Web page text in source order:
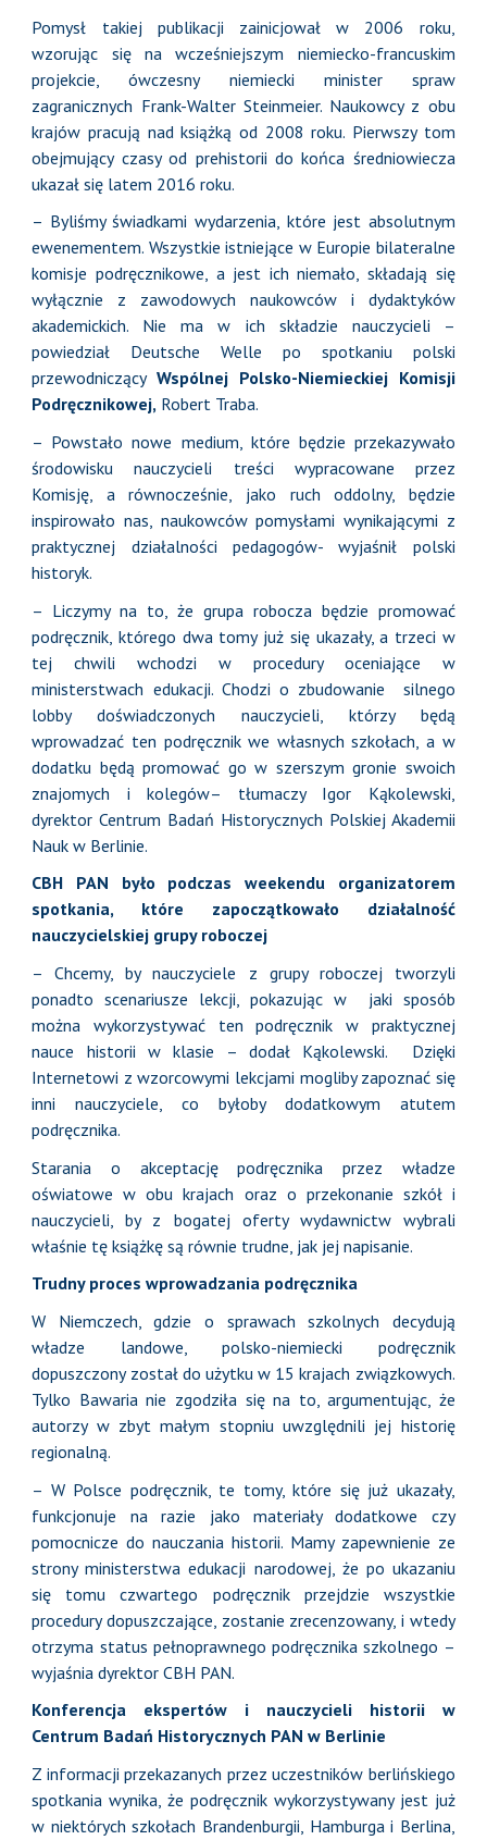
Pomysł takiej publikacji zainicjował w 2006 roku,
wzorując się na wcześniejszym niemiecko-francuskim
projekcie, ówczesny niemiecki minister spraw
zagranicznych Frank-Walter Steinmeier. Naukowcy z obu
krajów pracują nad książką od 2008 roku. Pierwszy tom
obejmujący czasy od prehistorii do końca średniowiecza
ukazał się latem 2016 roku.
– Byliśmy świadkami wydarzenia, które jest absolutnym
ewenementem. Wszystkie istniejące w Europie bilateralne
komisje podręcznikowe, a jest ich niemało, składają się
wyłącznie z zawodowych naukowców i dydaktyków
akademickich. Nie ma w ich składzie nauczycieli –
powiedział Deutsche Welle po spotkaniu polski
przewodniczącyWspólnej Polsko-Niemieckiej Komisji
Podręcznikowej, Robert Traba.
– Powstało nowe medium, które będzie przekazywało
środowisku nauczycieli treści wypracowane przez
Komisję, a równocześnie, jako ruch oddolny, będzie
inspirowało nas, naukowców pomysłami wynikającymi z
praktycznej działalności pedagogów- wyjaśnił polski
historyk.
– Liczymy na to, że grupa robocza będzie promować
podręcznik, którego dwa tomy już się ukazały, a trzeci w
tej chwili wchodzi w procedury oceniające w
ministerstwach edukacji. Chodzi o zbudowanie silnego
lobby doświadczonych nauczycieli, którzy będą
wprowadzać ten podręcznik we własnych szkołach, a w
dodatku będą promować go w szerszym gronie swoich
znajomych i kolegów– tłumaczy Igor Kąkolewski,
dyrektor Centrum Badań Historycznych Polskiej Akademii
Nauk w Berlinie.
CBH PAN było podczas weekendu organizatorem
spotkania, które zapoczątkowało działalność
nauczycielskiej grupy roboczej
– Chcemy, by nauczyciele z grupy roboczej tworzyli
ponadto scenariusze lekcji, pokazując w jaki sposób
można wykorzystywać ten podręcznik w praktycznej
nauce historii w klasie – dodał Kąkolewski. Dzięki
Internetowi z wzorcowymi lekcjami mogliby zapoznać się
inni nauczyciele, co byłoby dodatkowym atutem
podręcznika.
Starania o akceptację podręcznika przez władze
oświatowe w obu krajach oraz o przekonanie szkół i
nauczycieli, by z bogatej oferty wydawnictw wybrali
właśnie tę książkę są równie trudne, jak jej napisanie.
Trudny proces wprowadzania podręcznika
W Niemczech, gdzie o sprawach szkolnych decydują
władze landowe, polsko-niemiecki podręcznik
dopuszczony został do użytku w 15 krajach związkowych.
Tylko Bawaria nie zgodziła się na to, argumentując, że
autorzy w zbyt małym stopniu uwzględnili jej historię
regionalną.
– W Polsce podręcznik, te tomy, które się już ukazały,
funkcjonuje na razie jako materiały dodatkowe czy
pomocnicze do nauczania historii. Mamy zapewnienie ze
strony ministerstwa edukacji narodowej, że po ukazaniu
się tomu czwartego podręcznik przejdzie wszystkie
procedury dopuszczające, zostanie zrecenzowany, i wtedy
otrzyma status pełnoprawnego podręcznika szkolnego –
wyjaśnia dyrektor CBH PAN.
Konferencja ekspertów i nauczycieli historii w
Centrum Badań Historycznych PAN w Berlinie
Z informacji przekazanych przez uczestników berlińskiego
spotkania wynika, że podręcznik wykorzystywany jest już
w niektórych szkołach Brandenburgii, Hamburga i Berlina,